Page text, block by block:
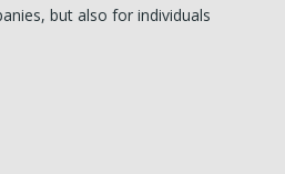
but also for individuals